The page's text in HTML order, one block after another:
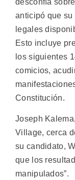
anticipó que su
legales
Esto incluye
los siguientes
comicios,
Constitución.
Joseph
Village, cerca
su candidato,
que los
manipulados”.